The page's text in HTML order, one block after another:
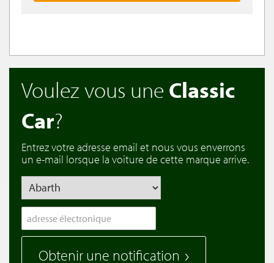
Voulez vous une Classic
Car?
Entrez votre adresse email et nous vous enverrons
un e-mail lorsque la voiture de cette marque arrive.
Obtenir une notification